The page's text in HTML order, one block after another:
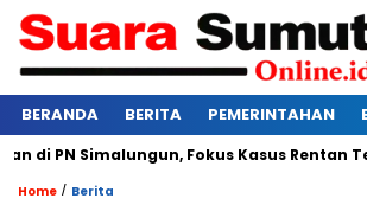
BERANDA BERITA PEMERINTAHAN
Simalungun, Fokus Kasus Rentan
Home / Berita